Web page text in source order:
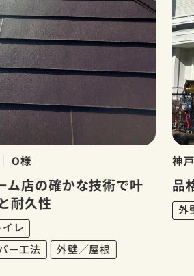
O様
ム店の確かな技術で叶
耐久性
イレ
ー工法
外壁／屋根
神
品
外